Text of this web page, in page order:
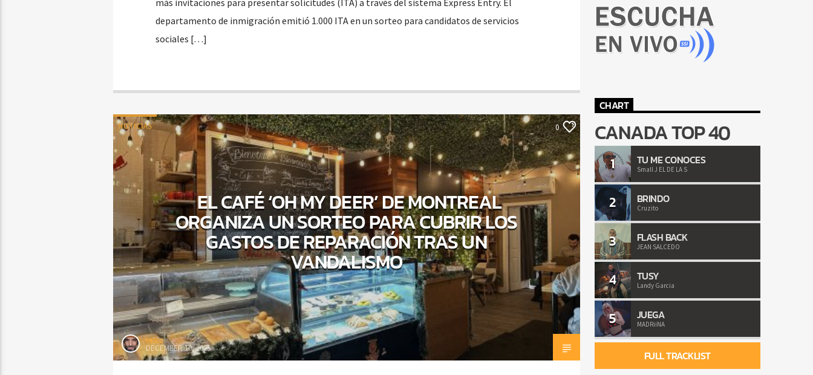
más invitaciones para presentar solicitudes (ITA) a través del sistema Express Entry. El
departamento de inmigración emitió 1.000 ITA en un sorteo para candidatos de servicios
sociales […]
NOTICIAS 0
EL CAFÉ ‘OH MY DEER’ DE MONTREAL
ORGANIZA UN SORTEO PARA CUBRIR LOS
GASTOS DE REPARACIÓN TRAS UN
VANDALISMO
rasco
DECEMBER 10, 2025
CHART
CANADA TOP 40
1 TU ME CONOCES
Small J EL DE LA S
2 BRINDO
Cruzito
3 FLASH BACK
JEAN SALCEDO
4 TUSY
Landy Garcia
5 JUEGA
MADRiiNA
FULL TRACKLIST